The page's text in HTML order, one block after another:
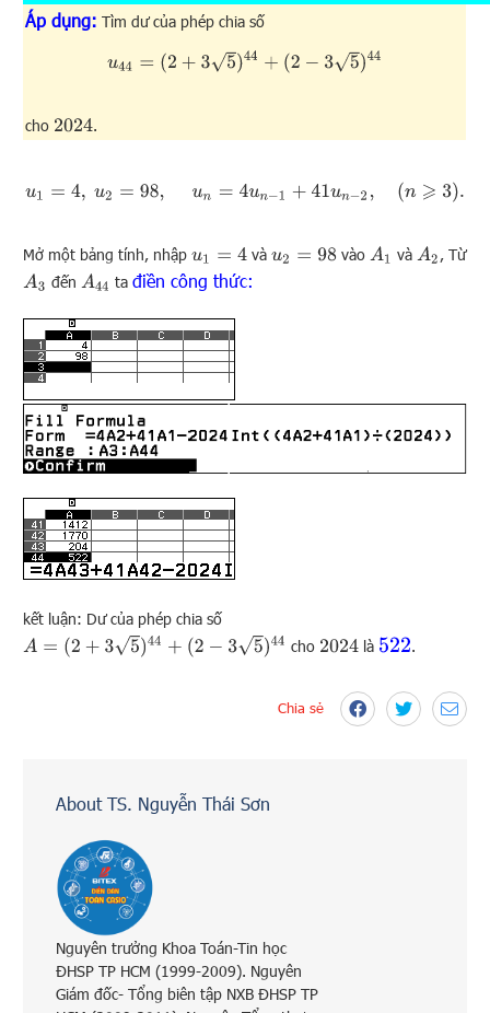
Áp dụng: Tìm dư của phép chia số
u44 =( 2+35)44 +(2 −3 5)44
cho 2024 .
u1 =4 , u2= , un =4 un−1 + 41u n−2,( ⩾3
Mở một bảng tính, nhậpu1 =4 và u2=98 vào A1 và A2 , Từ
A3 đến A44 tađiền công thức:
kết luận: Dư của phép chia số
A= (2 +35)44+ (2−35 44 cho 2024 là 522 .
Chia sẻ
About TS. Nguyễn Thái Sơn
Nguyên trưởng Khoa Toán-Tin học
ĐHSP TP HCM (1999-2009). Nguyên
Giám đốc- Tổng biên tập NXB ĐHSP TP